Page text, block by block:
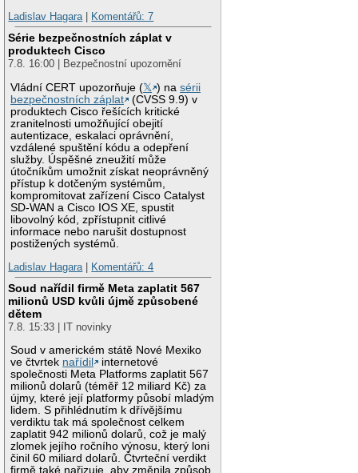
Ladislav Hagara| Komentářů: 7
Série bezpečnostních záplat v
produktech Cisco
7.8. 16:00 | Bezpečnostní upozornění
Vládní CERT upozorňuje (𝕏 ) nasérii
bezpečnostních záplat
(CVSS 9.9) v
produktech Cisco řešících kritické
zranitelnosti umožňující obejití
autentizace, eskalaci oprávnění,
vzdálené spuštění kódu a odepření
služby. Úspěšné zneužití může
útočníkům umožnit získat neoprávněný
přístup k dotčeným systémům,
kompromitovat zařízení Cisco Catalyst
SD-WAN a Cisco IOS XE, spustit
libovolný kód, zpřístupnit citlivé
informace nebo narušit dostupnost
postižených systémů.
Ladislav Hagara| Komentářů: 4
Soud nařídil firmě Meta zaplatit 567
milionů USD kvůli újmě způsobené
dětem
7.8. 15:33 | IT novinky
Soud v americkém státě Nové Mexiko
ve čtvrtek nařídil
internetové
společnosti Meta Platforms zaplatit 567
milionů dolarů (téměř 12 miliard Kč) za
újmy, které její platformy působí mladým
lidem. S přihlédnutím k dřívějšímu
verdiktu tak má společnost celkem
zaplatit 942 milionů dolarů, což je malý
zlomek jejího ročního výnosu, který loni
činil 60 miliard dolarů. Čtvrteční verdikt
firmě také nařizuje, aby změnila způsob,